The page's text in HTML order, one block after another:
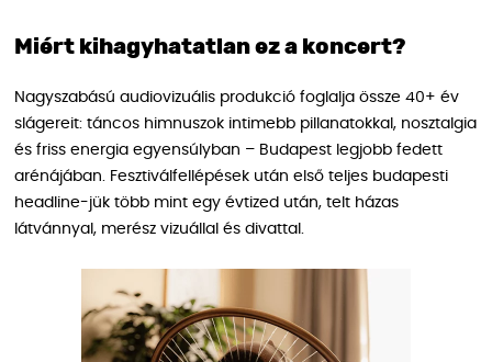
Miért kihagyhatatlan ez a koncert?
Nagyszabású audiovizuális produkció foglalja össze 40+ év
slágereit: táncos himnuszok intimebb pillanatokkal, nosztalgia
és friss energia egyensúlyban – Budapest legjobb fedett
arénájában. Fesztiválfellépések után első teljes budapesti
headline-jük több mint egy évtized után, telt házas
látvánnyal, merész vizuállal és divattal.